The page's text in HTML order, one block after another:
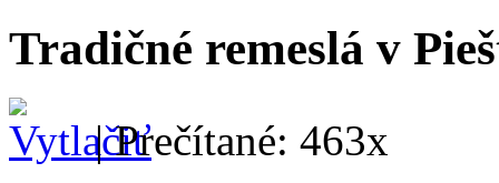
Tradičné remeslá v
| Prečítané: 463x